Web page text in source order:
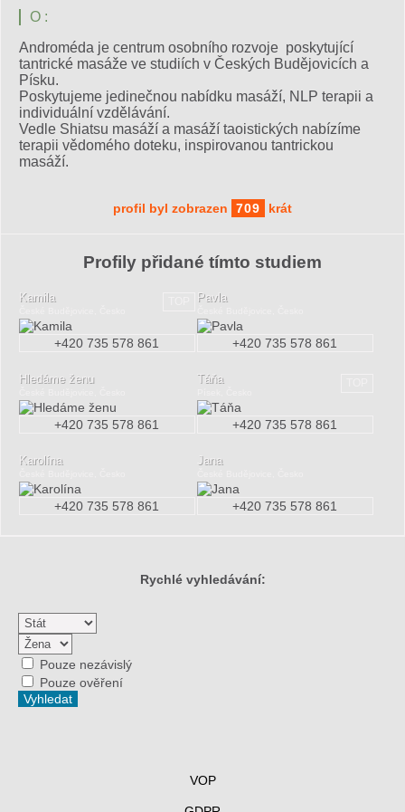
O :
Androméda je centrum osobního rozvoje poskytující
tantrické masáže ve studiích v Českých Budějovicích a
Písku.
Poskytujeme jedinečnou nabídku masáží, NLP terapii a
individuální vzdělávání.
Vedle Shiatsu masáží a masáží taoistických nabízíme
terapii vědomého doteku, inspirovanou tantrickou
masáží.
profil byl zobrazen 709 krát
Profily přidané tímto studiem
Kamila
+420 735 578 861
Pavla
+420 735 578 861
Hledáme ženu
+420 735 578 861
Táňa
+420 735 578 861
Karolína
+420 735 578 861
Jana
+420 735 578 861
Rychlé vyhledávání:
Pouze nezávislý
Pouze ověření
VOP